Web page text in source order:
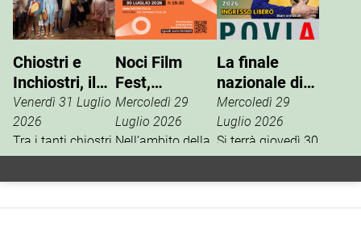
Chiostri e
Inchiostri, il
successo
della Gnostra
Kids
Venerdì 31 Luglio
2026
Tra i tanti chiostri,
palazzi e piazze
coinvolte
Noci Film
Fest,
masterclass
con
Mariangela
Mercoledì 29
Luglio 2026
Nell’ambito della
13ª edizione del
Noci Film Fest,
La finale
nazionale di
“Nasce un
Talento”
Mercoledì 29
Luglio 2026
Si terrà giovedì 30
luglio, in via M.
Luigi Gallo, la